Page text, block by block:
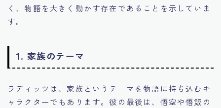
く、物語を大きく動かす存在であることを示していま
す。
1. 家族のテーマ
ラディッツは、家族というテーマを物語に持ち込むキ
ャラクターでもあります。彼の最後は、悟空や悟飯の